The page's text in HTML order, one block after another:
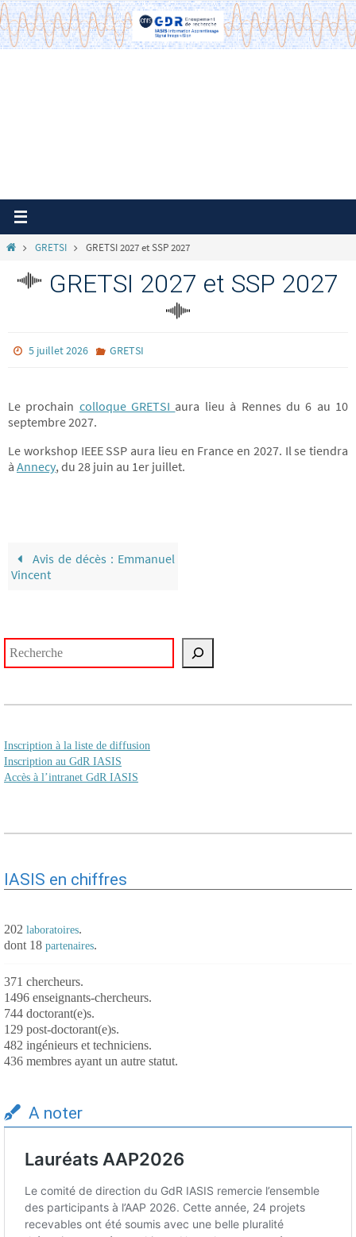
Passer
vers
le
HomeGRETSI GRETSI 2027 et SSP 2027
GRETSI 2027 et SSP 2027
5 juillet 2026 GRETSI
Le prochain colloque GRETSI aura lieu à Rennes du 6 au 10
septembre 2027.
Le workshop IEEE SSP aura lieu en France en 2027. Il se tiendra
à Annecy, du 28 juin au 1er juillet.
Avis de décès : Emmanuel
Vincent
Inscription à la liste de diffusion
Inscription au GdR IASIS
Accès à l’intranet GdR IASIS
IASIS en chiffres
202 laboratoires.
dont 18 partenaires.
371 chercheurs.
1496 enseignants-chercheurs.
744 doctorant(e)s.
129 post-doctorant(e)s.
482 ingénieurs et techniciens.
436 membres ayant un autre statut.
A noter